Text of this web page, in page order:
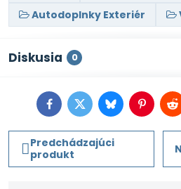
Autodoplnky Exteriér
Diskusia 0
FacebookTwitterBluesky
Predchádzajúci
produkt